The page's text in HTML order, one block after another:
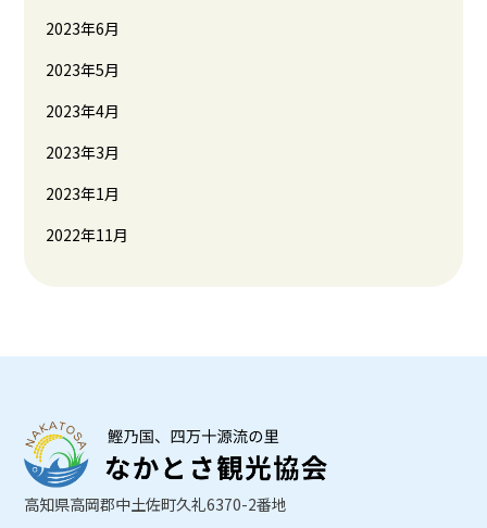
2023年6月
2023年5月
2023年4月
2023年3月
2023年1月
2022年11月
高知県高岡郡中土佐町久礼6370-2番地